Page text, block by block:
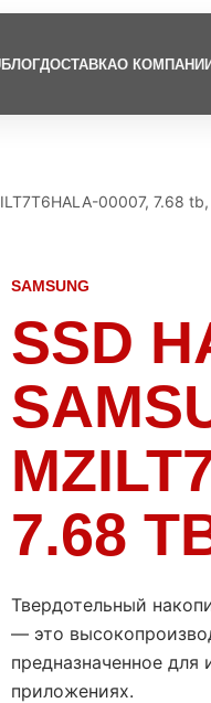
БЛОГДОСТАВКАО
00007, 7.68
SAMSUNG
SSD
7.68
Твердотельный
— это
предназначенное
приложениях.